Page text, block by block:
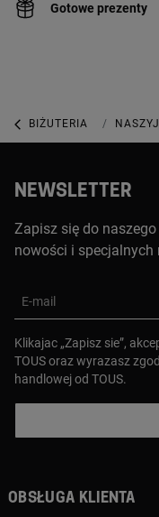
Gotowe prezenty
BIŻUTERIA
NEWSLETTER
Zapisz się do
nowości i specjalnych
E-mail
Klikajac „Zapisz sie”,
TOUS oraz wyrazasz
handlowej od TOUS.
Obsługa klienta